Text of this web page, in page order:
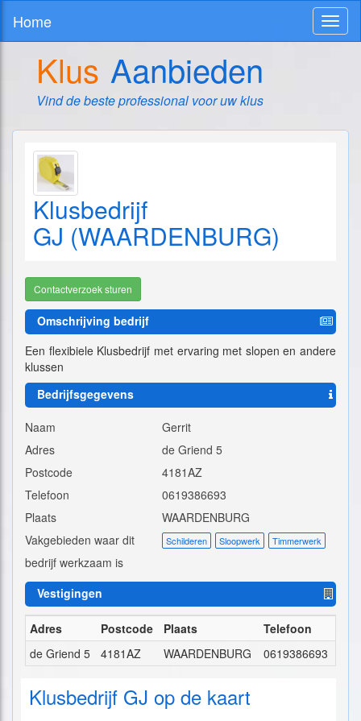
Home
Klus Aanbieden
Vind de beste professional voor uw klus
Klusbedrijf
GJ (WAARDENBURG)
Contactverzoek sturen
Omschrijving bedrijf
Een flexibiele Klusbedrijf met ervaring met slopen en andere
klussen
Bedrijfsgegevens
Naam
Gerrit
Adres
de Griend 5
Postcode
4181AZ
Telefoon
0619386693
Plaats
WAARDENBURG
Vakgebieden waar dit
bedrijf werkzaam is
Schilderen Sloopwerk Timmerwerk
Vestigingen
Adres Postcode Plaats
Telefoon
de Griend 5
4181AZ WAARDENBURG 0619386693
Klusbedrijf GJ op de kaart